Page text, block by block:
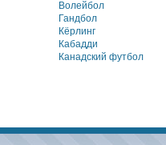
Волейбол
Гандбол
Кёрлинг
Кабадди
Канадский футбол